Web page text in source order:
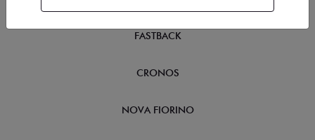
FASTBACK
CRONOS
NOVA FIORINO